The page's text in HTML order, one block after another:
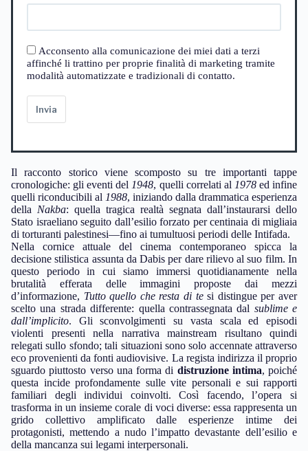
Acconsento alla comunicazione dei miei dati a terzi
affinché li trattino per proprie finalità di marketing tramite
modalità automatizzate e tradizionali di contatto.
Invia
Il racconto storico viene scomposto su tre importanti tappe
cronologiche: gli eventi del 1948, quelli correlati al 1978ed infine
quelli riconducibili al 1988, iniziando dalla drammatica esperienza
della Nakba: quella tragica realtà segnata dall’instaurarsi dello
Stato israeliano seguito dall’esilio forzato per centinaia di migliaia
di torturanti palestinesi—fino ai tumultuosi periodi delle Intifada.
Nella cornice attuale del cinema contemporaneo spicca la
decisione stilistica assunta da Dabis per dare rilievo al suo film. In
questo periodo in cui siamo immersi quotidianamente nella
brutalità efferata delle immagini proposte dai mezzi
d’informazione, Tutto quello che resta di tesi distingue per aver
scelto una strada differente: quella contrassegnata dal sublime e
dall’implicito. Gli sconvolgimenti su vasta scala ed episodi
violenti presenti nella narrativa mainstream risultano quindi
relegati sullo sfondo; tali situazioni sono solo accennate attraverso
eco provenienti da fonti audiovisive. La regista indirizza il proprio
sguardo piuttosto verso una forma di distruzione intima, poiché
questa incide profondamente sulle vite personali e sui rapporti
familiari degli individui coinvolti. Così facendo, l’opera si
trasforma in un insieme corale di voci diverse: essa rappresenta un
grido collettivo amplificato dalle esperienze intime dei
protagonisti, mettendo a nudo l’impatto devastante dell’esilio e
della mancanza sui legami interpersonali.